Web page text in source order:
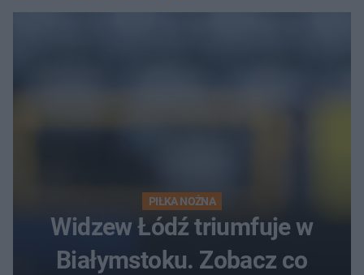
PIŁKA NOŻNA
Widzew Łódź triumfuje w
Białymstoku. Zobacz co